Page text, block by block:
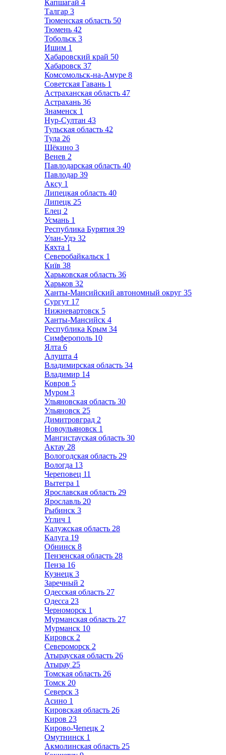
Капшагай 4
Талгар 3
Тюменская область 50
Тюмень 42
Тобольск 3
Ишим 1
Хабаровский край 50
Хабаровск 37
Комсомольск-на-Амуре 8
Советская Гавань 1
Астраханская область 47
Астрахань 36
Знаменск 1
Нур-Султан 43
Тульская область 42
Тула 26
Щёкино 3
Венев 2
Павлодарская область 40
Павлодар 39
Аксу 1
Липецкая область 40
Липецк 25
Елец 2
Усмань 1
Республика Бурятия 39
Улан-Удэ 32
Кяхта 1
Северобайкальск 1
Київ 38
Харьковская область 36
Харьков 32
Ханты-Мансийский автономный округ 35
Сургут 17
Нижневартовск 5
Ханты-Мансийск 4
Республика Крым 34
Симферополь 10
Ялта 6
Алушта 4
Владимирская область 34
Владимир 14
Ковров 5
Муром 3
Ульяновская область 30
Ульяновск 25
Димитровград 2
Новоульяновск 1
Мангистауская область 30
Актау 28
Вологодская область 29
Вологда 13
Череповец 11
Вытегра 1
Ярославская область 29
Ярославль 20
Рыбинск 3
Углич 1
Калужская область 28
Калуга 19
Обнинск 8
Пензенская область 28
Пенза 16
Кузнецк 3
Заречный 2
Одесская область 27
Одесса 23
Черноморск 1
Мурманская область 27
Мурманск 10
Кировск 2
Североморск 2
Атырауская область 26
Атырау 25
Томская область 26
Томск 20
Северск 3
Асино 1
Кировская область 26
Киров 23
Кирово-Чепецк 2
Омутнинск 1
Акмолинская область 25